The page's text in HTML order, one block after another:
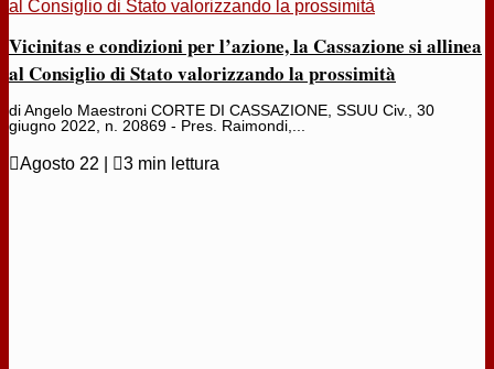
al Consiglio di Stato valorizzando la prossimità
Vicinitas e condizioni per l’azione, la Cassazione si allinea
al Consiglio di Stato valorizzando la prossimità
di Angelo Maestroni CORTE DI CASSAZIONE, SSUU Civ., 30
giugno 2022, n. 20869 - Pres. Raimondi,...
Agosto 22 3 min lettura